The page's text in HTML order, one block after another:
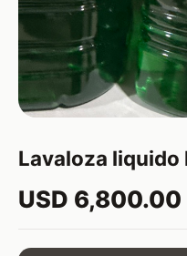
Lavaloza liquido
USD 6,800.00